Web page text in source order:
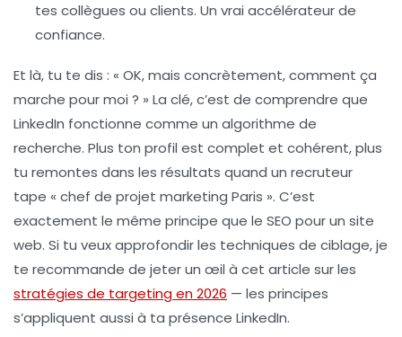
tes collègues ou clients. Un vrai accélérateur de
confiance.
Et là, tu te dis : « OK, mais concrètement, comment ça
marche pour moi ? » La clé, c’est de comprendre que
LinkedIn fonctionne comme un algorithme de
recherche. Plus ton profil est complet et cohérent, plus
tu remontes dans les résultats quand un recruteur
tape « chef de projet marketing Paris ». C’est
exactement le même principe que le SEO pour un site
web. Si tu veux approfondir les techniques de ciblage, je
te recommande de jeter un œil à cet article sur les
stratégies de targeting en 2026 — les principes
s’appliquent aussi à ta présence LinkedIn.